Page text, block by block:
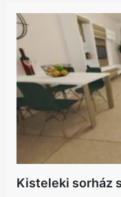
Kisteleki sorház